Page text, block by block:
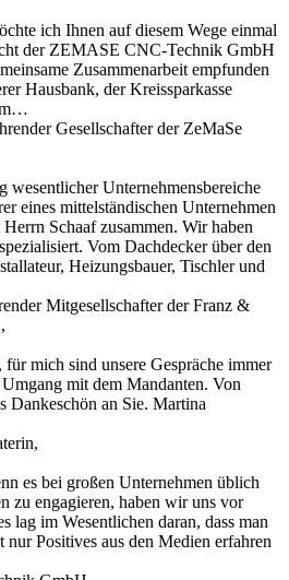
ich Ihnen auf diesem Wege einmal
der ZEMASE CNC-Technik GmbH
Zusammenarbeit empfunden
Hausbank, der Kreissparkasse
Gesellschafter der ZeMaSe
wesentlicher Unternehmensbereiche
eines mittelständischen Unternehmen
Schaaf zusammen. Wir haben
Vom Dachdecker über den
Heizungsbauer, Tischler und
Mitgesellschafter der Franz &
mich sind unsere Gespräche immer
mit dem Mandanten. Von
Dankeschön an Sie. Martina
es bei großen Unternehmen üblich
zu engagieren, haben wir uns vor
lag im Wesentlichen daran, dass man
Positives aus den Medien erfahren